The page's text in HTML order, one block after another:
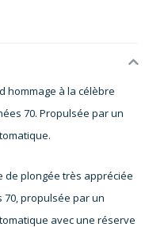
hommage à la célèbre
70. Propulsée par un
de plongée très appréciée
propulsée par un
avec une réserve